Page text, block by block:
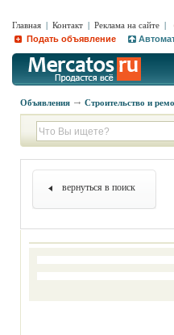
Главная | Контакт | Реклама на сайте |
Подать объявление
Объявления Строительство и
вернуться в поиск